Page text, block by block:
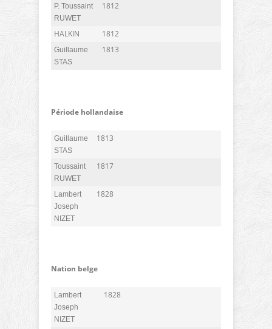
P. Toussaint
RUWET
1812
HALKIN 1812
Guillaume
STAS
1813
Période hollandaise
Guillaume
STAS
1813
Toussaint
RUWET
1817
Lambert
Joseph
NIZET
1828
Nation belge
Lambert
Joseph
NIZET
1828